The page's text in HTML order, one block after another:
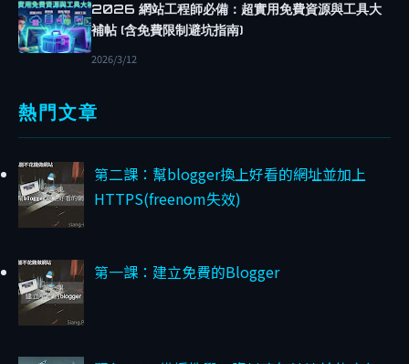
L
O
E
R
主
題
O
G
G
2026 網站工程師必備：超實用免費資源與工具大
補帖 (含免費限制避坑指南)
2026/3/12
熱門文章
第二課：幫blogger換上好看的網址並加上
HTTPS(freenom失效)
第一課：建立免費的Blogger